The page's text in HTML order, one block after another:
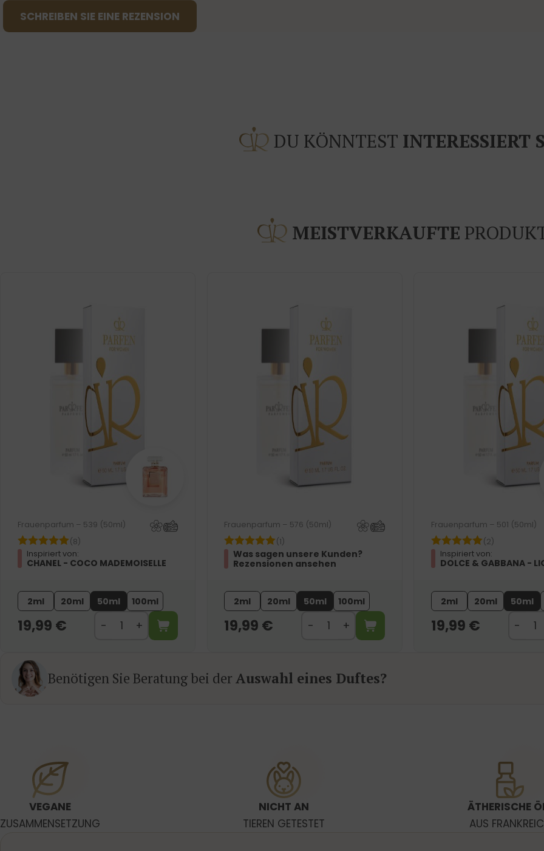
SCHREIBEN SIE EINE REZENSION
DU KÖNNTEST INTERESSIERT
MEISTVERKAUFTE
Frauenparfum – 539 (50ml)
(8)
Inspiriert von:
CHANEL - COCO MADEMOISELLE
2ml 20ml 50ml 100ml
19,99 €
Frauenparfum – 576 (50ml)
(1)
Was sagen unsere Kunden?
Rezensionen ansehen
2ml 20ml 50ml 100ml
19,99 €
Frauenparfum – 501 (50ml)
(2)
Inspiriert von:
DOLCE & GABBANA -
2ml 20ml 50ml
19,99 €
Benötigen Sie Beratung bei derAuswahl eines Duftes?
VEGANE
ZUSAMMENSETZUNG
NICHT AN
TIEREN GETESTET
ÄTHERISCHE
AUS